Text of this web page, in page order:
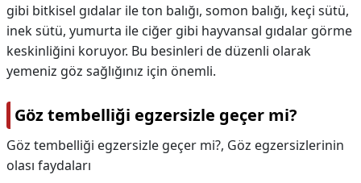
gibi bitkisel gıdalar ile ton balığı, somon balığı, keçi sütü,
inek sütü, yumurta ile ciğer gibi hayvansal gıdalar görme
keskinliğini koruyor. Bu besinleri de düzenli olarak
yemeniz göz sağlığınız için önemli.
Göz tembelliği egzersizle geçer mi?
Göz tembelliği egzersizle geçer mi?, Göz egzersizlerinin
olası faydaları